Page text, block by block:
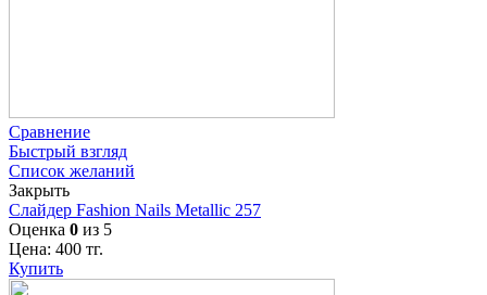
Сравнение
Быстрый взгляд
Список желаний
Закрыть
Слайдер Fashion Nails Metallic 257
Оценка 0 из 5
Цена: 400 тг.
Купить